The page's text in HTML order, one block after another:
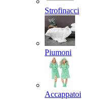
Strofinacci
Piumoni
Accappatoi